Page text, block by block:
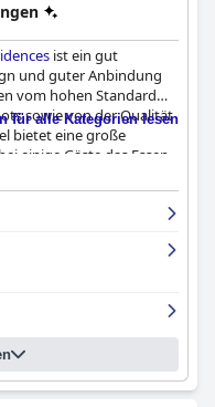
ist ein gut
und guter Anbindung
vom hohen Standard
sowie von der Qualität
bietet eine große
einige Gäste das Essen
Die Zimmer sind
verfügen über
Design. Das
Service gelobt.
aber der Pool und die
ausgezeichneten
für alle Kategorien lesen